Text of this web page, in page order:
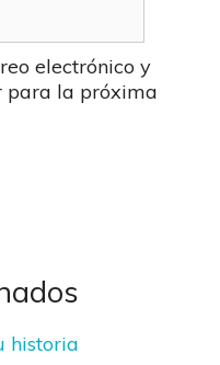
electrónico y
para la próxima